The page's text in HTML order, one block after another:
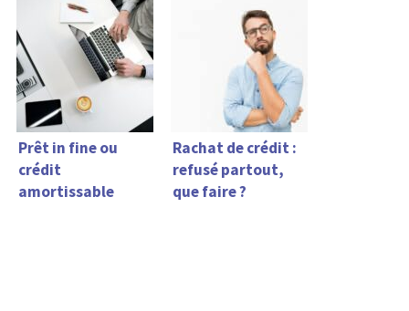
Prêt in fine ou
crédit
amortissable
Rachat de crédit :
refusé partout,
que faire ?